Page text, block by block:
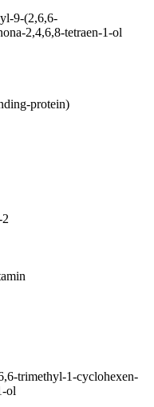
9-(2,6,6-
2,4,6,8-tetraen-1-ol
protein)
trimethyl-1-cyclohexen-
ol